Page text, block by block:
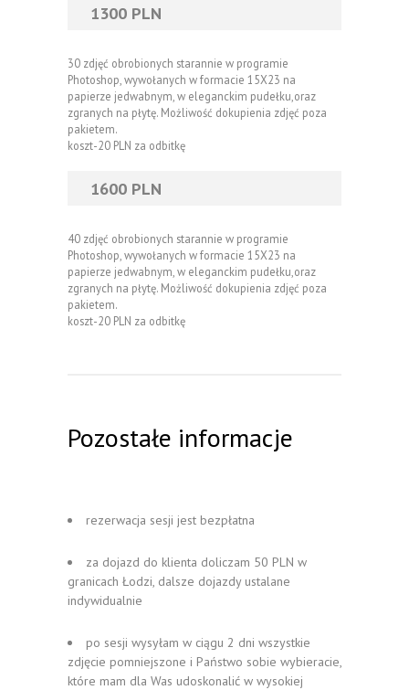
1300 PLN
30 zdjęć obrobionych starannie w programie
Photoshop, wywołanych w formacie 15X23 na
papierze jedwabnym, w eleganckim pudełku,oraz
zgranych na płytę. Możliwość dokupienia zdjęć poza
pakietem.
koszt-20 PLN za odbitkę
1600 PLN
40 zdjęć obrobionych starannie w programie
Photoshop, wywołanych w formacie 15X23 na
papierze jedwabnym, w eleganckim pudełku,oraz
zgranych na płytę. Możliwość dokupienia zdjęć poza
pakietem.
koszt-20 PLN za odbitkę
Pozostałe informacje
rezerwacja sesji jest bezpłatna
za dojazd do klienta doliczam 50 PLN w
granicach Łodzi, dalsze dojazdy ustalane
indywidualnie
po sesji wysyłam w ciągu 2 dni wszystkie
zdjęcie pomniejszone i Państwo sobie wybieracie,
które mam dla Was udoskonalić w wysokiej